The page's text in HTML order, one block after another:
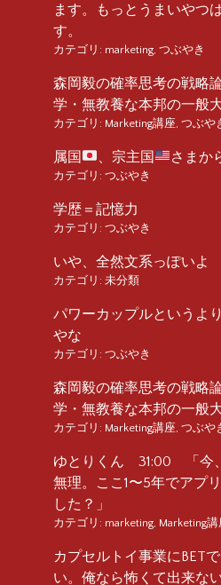
ます。もっとうまいやつ
す。
カテゴリ: marketing つぶやき
森岡毅の確率思考の戦略
学・無教養な本邦の一般大
カテゴリ: Marketing講座 つぶや
属国 、宗主国 さまか
カテゴリ: つぶやき
学歴＝記憶力
カテゴリ: つぶやき
いや、全然文系っぽい
カテゴリ: 未分類
パワーカップルというよ
やな
カテゴリ: つぶやき
森岡毅の確率思考の戦略
学・無教養な本邦の一般
カテゴリ: Marketing講座 つぶや
ゆとりくん 31:00 「今
無理。ここ1〜5年でアプ
した？」
カテゴリ: marketing Marketing講
カプセルトイ事業にBET
い。俺なら怖くて出来な